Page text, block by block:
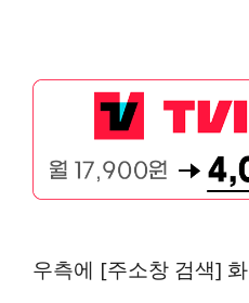
우측에 [주소창 검색]